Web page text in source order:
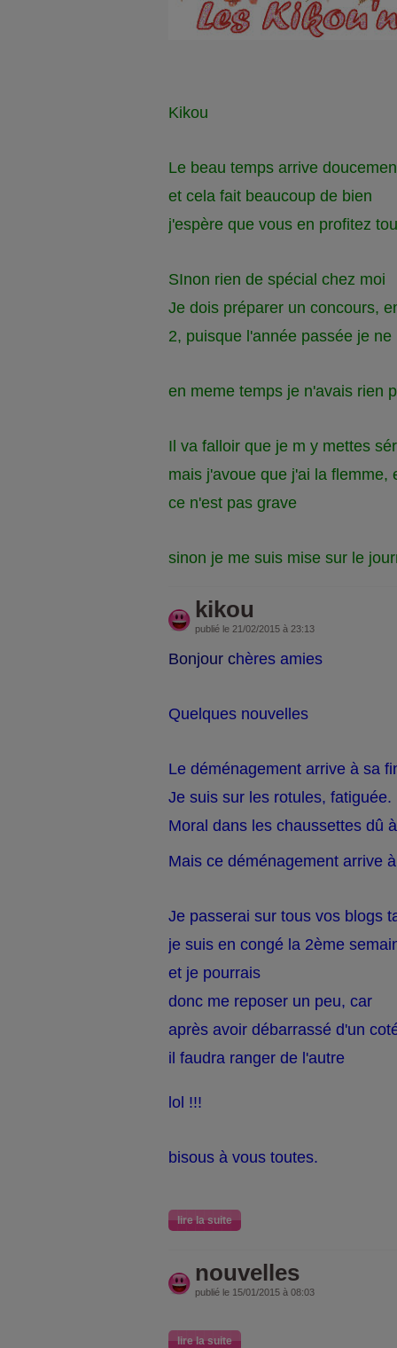
Kikou
Le beau temps arrive
et cela fait beaucoup de bien
j'espère que vous en profitez
SInon rien de spécial chez moi
Je dois préparer un concours,
2, puisque l'année passée je ne
en meme temps je n'avais rien
Il va falloir que je m y mettes
mais j'avoue que j'ai la flemme,
ce n'est pas grave
sinon je me suis mise sur le
kikou
publié le 21/02/2015 à 23:13
Bonjour chères amies
Quelques nouvelles
Le déménagement arrive à sa
Je suis sur les rotules, fatiguée.
Moral dans les chaussettes dû
Mais ce déménagement arrive
Je passerai sur tous vos blogs
je suis en congé la 2ème
et je pourrais
donc me reposer un peu, car
après avoir débarrassé d'un
il faudra ranger de l'autre
lol !!!
bisous à vous toutes.
lire la suite
nouvelles
publié le 15/01/2015 à 08:03
lire la suite